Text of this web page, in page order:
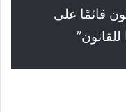
قائمًا على